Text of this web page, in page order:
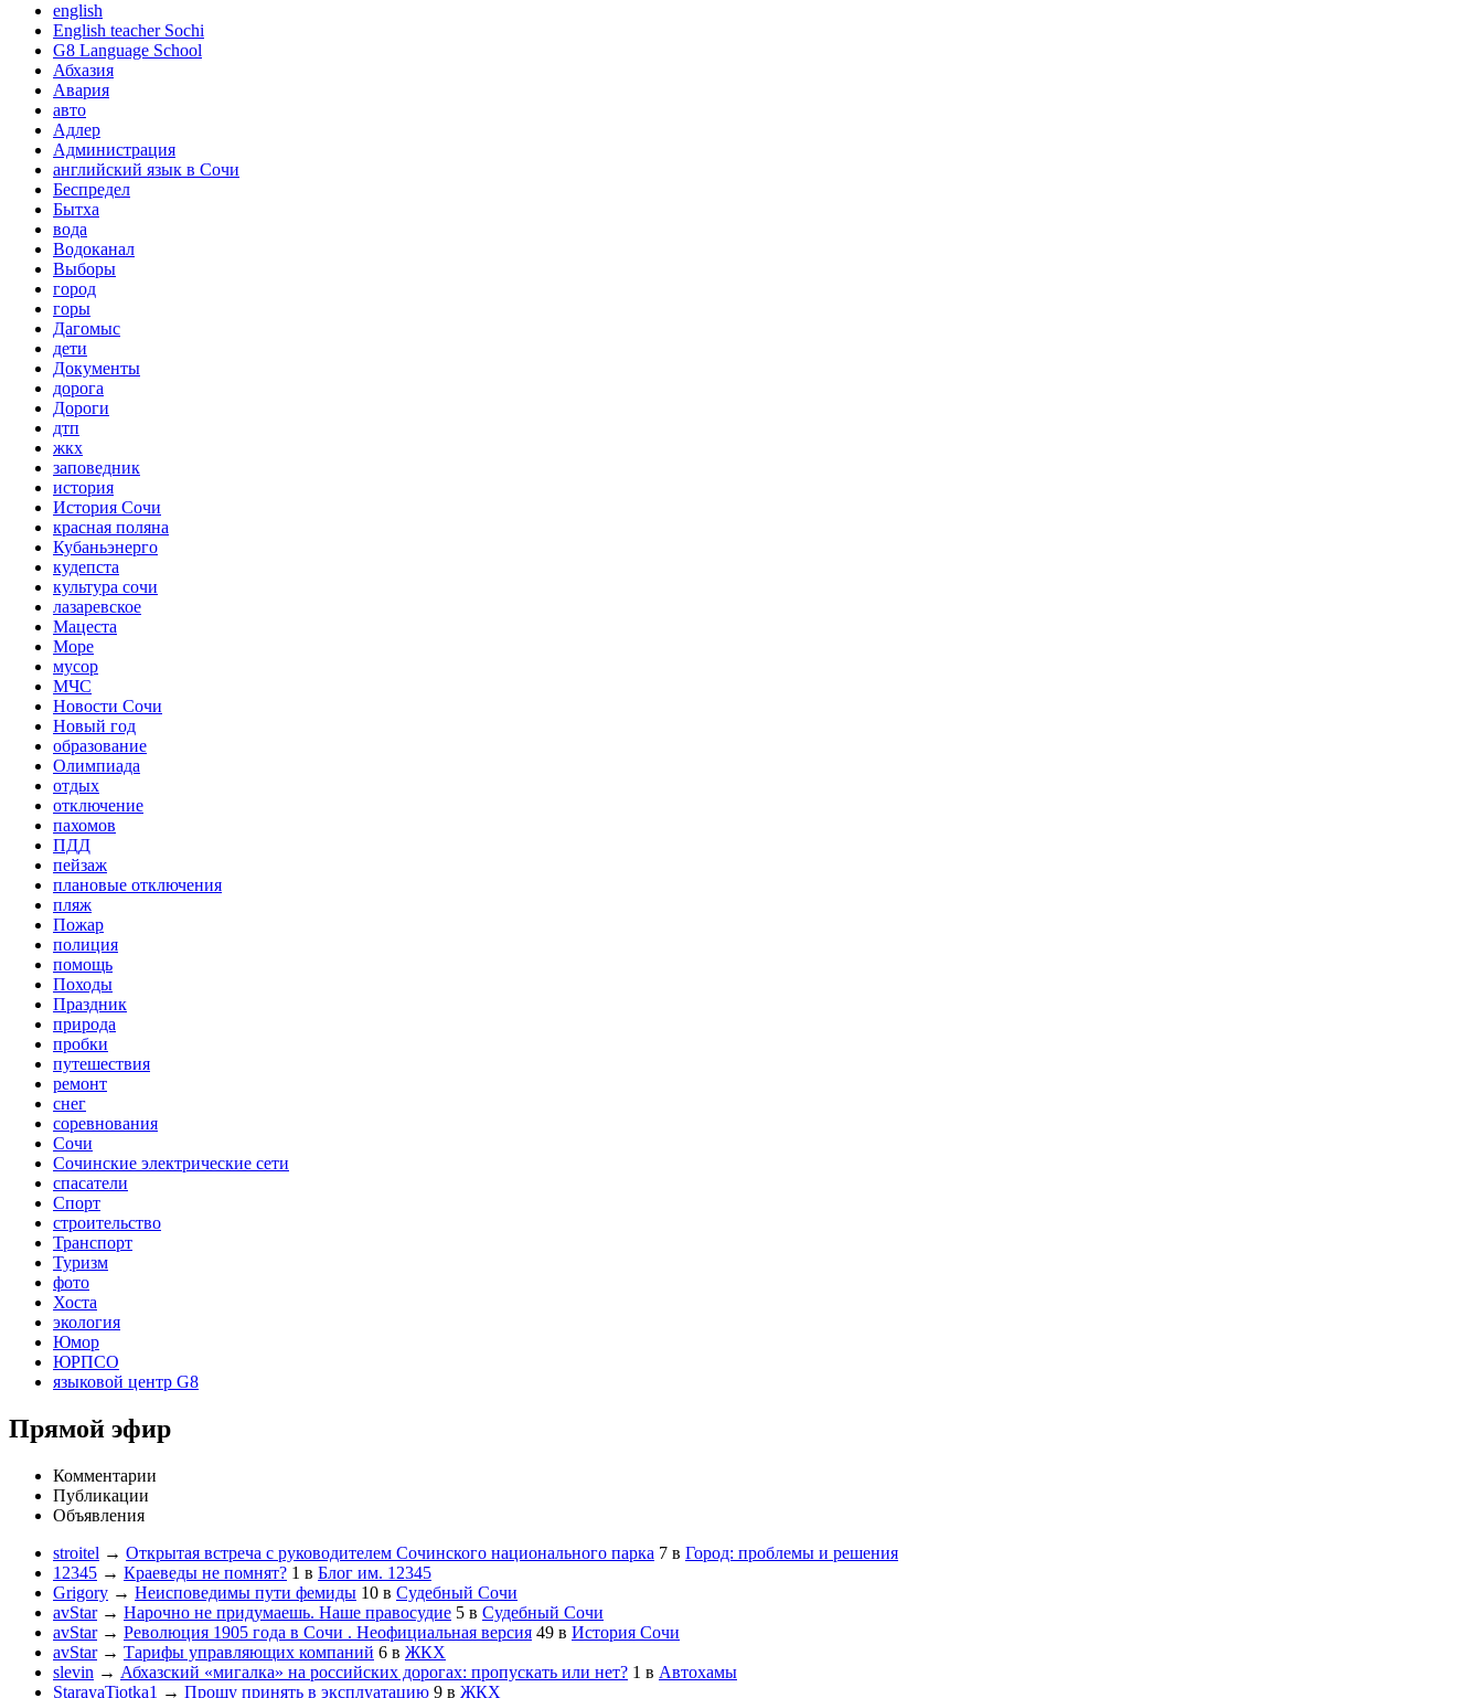
english
English teacher Sochi
G8 Language School
Абхазия
Авария
авто
Адлер
Администрация
английский язык в Сочи
Беспредел
Бытха
вода
Водоканал
Выборы
город
горы
Дагомыс
дети
Документы
дорога
Дороги
дтп
жкх
заповедник
история
История Сочи
красная поляна
Кубаньэнерго
кудепста
культура сочи
лазаревское
Мацеста
Море
мусор
МЧС
Новости Сочи
Новый год
образование
Олимпиада
отдых
отключение
пахомов
ПДД
пейзаж
плановые отключения
пляж
Пожар
полиция
помощь
Походы
Праздник
природа
пробки
путешествия
ремонт
снег
соревнования
Сочи
Сочинские электрические сети
спасатели
Спорт
строительство
Транспорт
Туризм
фото
Хоста
экология
Юмор
ЮРПСО
языковой центр G8
Прямой эфир
Комментарии
Публикации
Объявления
stroitel → Открытая встреча с руководителем Сочинского национального парка 7 в Город: проблемы и решения
12345 → Краеведы не помнят? 1 в Блог им. 12345
Grigory → Неисповедимы пути фемиды 10 в Судебный Сочи
avStar→ Нарочно не придумаешь. Наше правосудие 5 в Судебный Сочи
avStar→ Революция 1905 года в Сочи . Неофициальная версия 49 в История Сочи
avStar→ Тарифы управляющих компаний 6 в ЖКХ
slevin → Абхазский «мигалка» на российских дорогах: пропускать или нет? 1 в Автохамы
StarayaTiotka1 → Прошу принять в эксплуатацию 9 в ЖКХ